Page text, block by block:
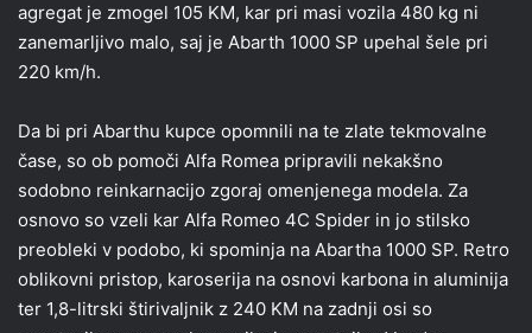
agregat je zmogel 105 KM, kar pri masi vozila 480 kg ni
zanemarljivo malo, saj je Abarth 1000 SP upehal šele pri
220 km/h.
Da bi pri Abarthu kupce opomnili na te zlate tekmovalne
čase, so ob pomoči Alfa Romea pripravili nekakšno
sodobno reinkarnacijo zgoraj omenjenega modela. Za
osnovo so vzeli kar Alfa Romeo 4C Spider in jo stilsko
preobleki v podobo, ki spominja na Abartha 1000 SP. Retro
oblikovni pristop, karoserija na osnovi karbona in aluminija
ter 1,8-litrski štirivaljnik z 240 KM na zadnji osi so